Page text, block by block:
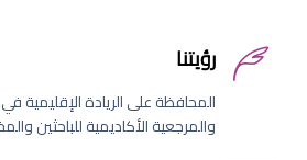
رؤيتنا
المحافظة على الريادة الإقليمية
والمرجعية الأكاديمية للباحثين